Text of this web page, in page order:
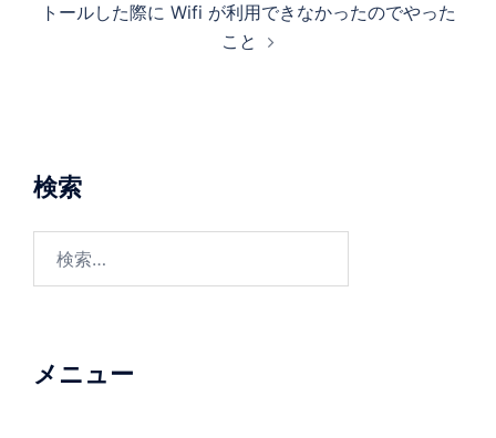
トールした際に Wifi が利用できなかったのでやった
こと
検索
メニュー